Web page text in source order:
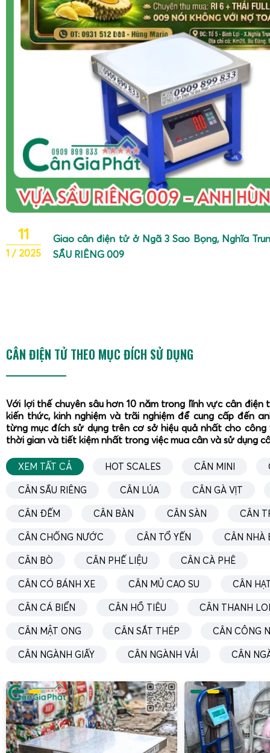
11
1 / 2025
Giao cân điện tử ở Ngã 3 Sao Bọng, Nghĩa
SẦU RIÊNG 009
CÂN ĐIỆN TỬ THEO MỤC ĐÍCH SỬ DỤNG
Với lợi thế chuyên sâu hơn 10 năm trong lĩnh vực cân điện
kiến thức, kinh nghiệm và trãi nghiệm để cung cấp đến
từng mục đích sử dụng trên cơ sở hiệu quả nhất cho
thời gian và tiết kiệm nhất trong việc mua cân và sử dụng
XEM TẤT CẢ HOT SCALES CÂN MINI
CÂN SẦU RIÊNG CÂN LÚA CÂN GÀ VỊT
CÂN ĐẾM CÂN BÀN CÂN SÀN CÂN
CÂN CHỐNG NƯỚC CÂN TỔ YẾN CÂN NHÀ
CÂN BÒ CÂN PHẾ LIỆU CÂN CÀ PHÊ
CÂN CÓ BÁNH XE CÂN MỦ CAO SU CÂN
CÂN CÁ BIỂN CÂN HỒ TIÊU CÂN THANH
CÂN MẬT ONG CÂN SẮT THÉP CÂN CÔNG
CÂN NGÀNH GIẤY CÂN NGÀNH VẢI CÂN